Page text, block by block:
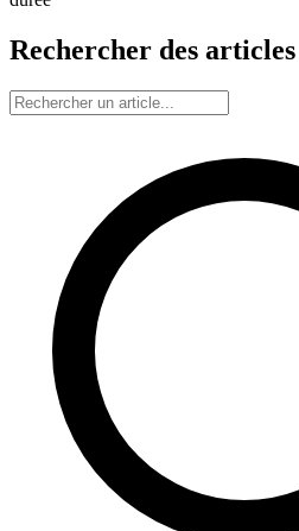
Rechercher des articles